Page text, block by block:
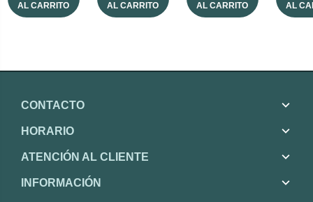
AL CARRITO
AL CARRITO
AL CARRITO
AL
CONTACTO
HORARIO
ATENCIÓN AL CLIENTE
INFORMACIÓN